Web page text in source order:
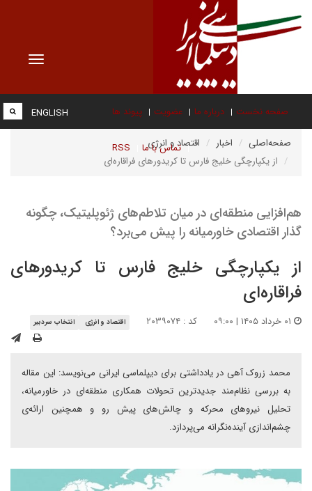
Toggle
صفحه نخست درباره ما عضویت پیوند ها
تماس با ما RSS
ENGLISH
صفحه‌اصلی اخبار
اقتصاد و انرژی
از یکپارچگی خلیج فارس تا کریدورهای فراقاره‌ای
هم‌افزایی منطقه‌ای در میان تلاطم‌های ژئوپلیتیک، چگونه
گذار اقتصادی خاورمیانه را پیش می‌برد؟
از یکپارچگی خلیج فارس تا کریدورهای
فراقاره‌ای
کد : ۲۰۳۹۰۷۴ اقتصاد و انرژی انتخاب سردبیر
محمد زروک آهی در یادداشتی برای دیپلماسی ایرانی می‌نویسد: این مقاله
به بررسی نظام‌مند جدیدترین تحولات همکاری منطقه‌ای در خاورمیانه،
تحلیل نیروهای محرکه و چالش‌های پیش رو و همچنین ارائه‌ی
چشم‌اندازی آینده‌نگرانه می‌پردازد.